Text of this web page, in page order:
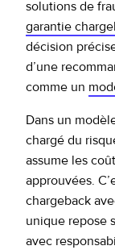
solutions de
garantie
décision
d’une
comme un
Dans un
chargé du
assume les
approuvées.
chargeback
unique repose
avec